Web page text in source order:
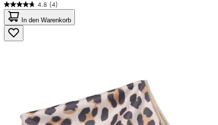
4.8 (4)
4.8
von
5
Sternen.
4
In den Warenkorb